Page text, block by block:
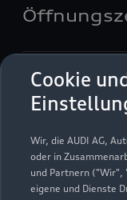
Cookie
Wir, die AUDI AG,
oder in
und Partnern ("Wir",
eigene und Dienste
Service
Geschlossen
Teile- &